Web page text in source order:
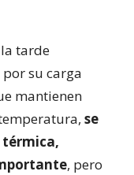
tarde
su carga
mantienen
se
térmica,
, pero